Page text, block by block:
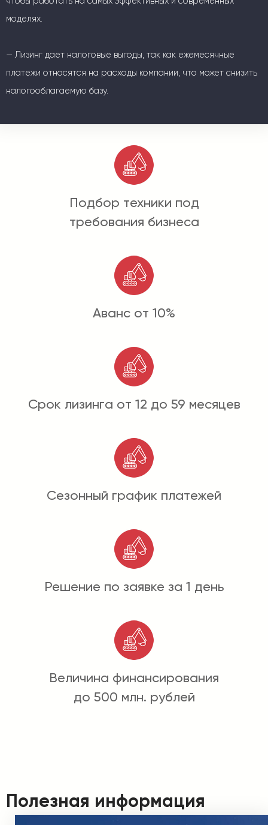
моделях.
— Лизинг дает налоговые выгоды, так как ежемесячные
платежи относятся на расходы компании, что может снизить
налогооблагаемую базу.
Подбор техники под
требования бизнеса
Аванс от 10%
Срок лизинга от 12 до 59 месяцев
Сезонный график платежей
Решение по заявке за 1 день
Величина финансирования
до 500 млн. рублей
Полезная информация